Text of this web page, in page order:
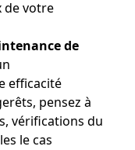
de votre
de
efficacité
pensez à
vérifications du
le cas